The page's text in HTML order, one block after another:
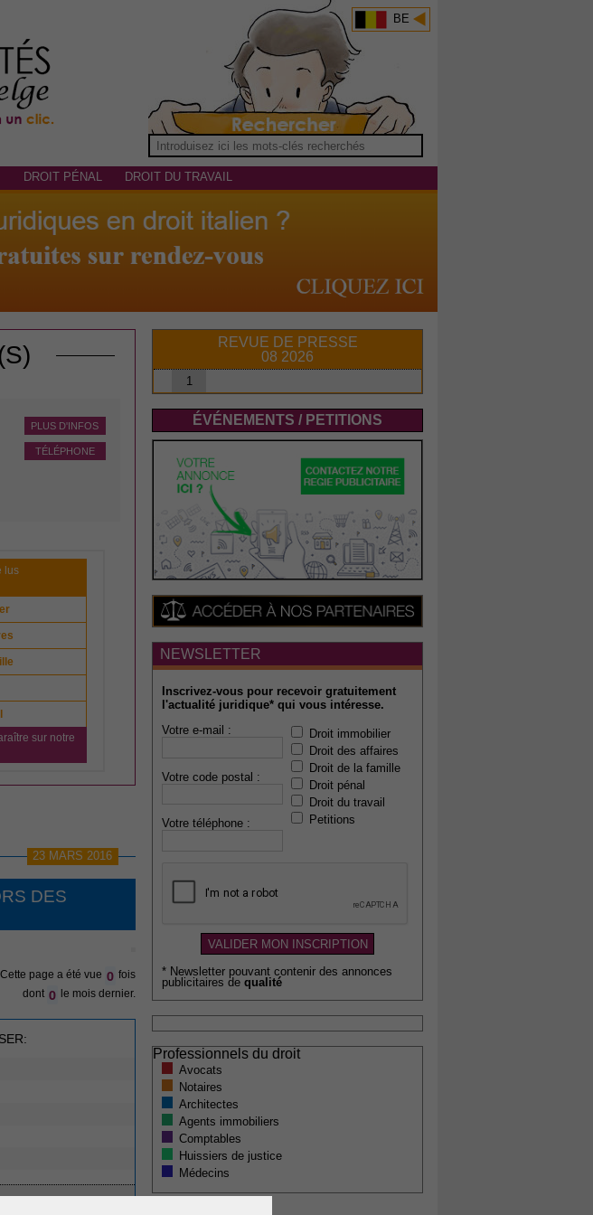
BE
DROIT PÉNAL DROIT DU TRAVAIL
PLUS D'INFOS
TÉLÉPHONE
lus
sur notre
23 MARS 2016
DES
Cette page a été vue 0 fois
dont 0 le mois dernier.
REVUE DE PRESSE
08 2026
1
ÉVÉNEMENTS / PETITIONS
NEWSLETTER
Inscrivez-vous pour recevoir gratuitement
l'actualité juridique* qui vous intéresse.
Votre e-mail :
Votre code postal :
Votre téléphone :
Droit immobilier
Droit des affaires
Droit de la famille
Droit pénal
Droit du travail
Petitions
* Newsletter pouvant contenir des annonces
publicitaires de qualité
Professionnels du droit
Avocats
Notaires
Architectes
Agents immobiliers
Comptables
Huissiers de justice
Médecins